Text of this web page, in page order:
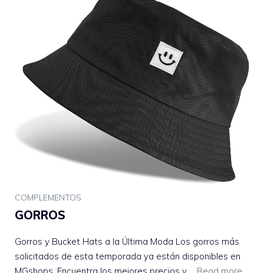
COMPLEMENTOS
GORROS
Gorros y Bucket Hats a la Última Moda Los gorros más
solicitados de esta temporada ya están disponibles en